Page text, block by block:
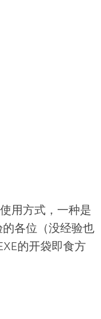
用方式，一种是
各位（没经验也
的开袋即食方